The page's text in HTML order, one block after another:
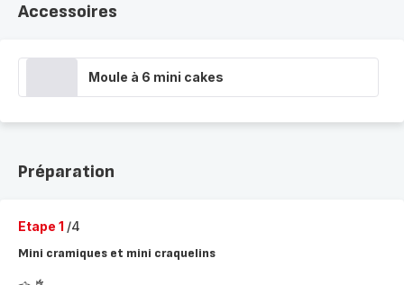
Accessoires
Moule à 6 mini cakes
Préparation
Etape 1 /4
Mini cramiques et mini craquelins